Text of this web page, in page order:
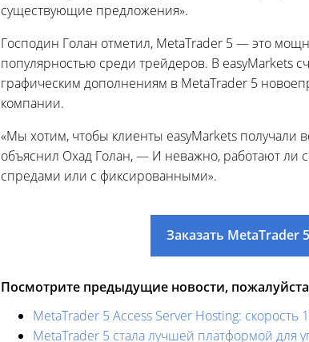
существующие предложения».
Господин Голан отметил, MetaTrader 5 — это
популярностью среди трейдеров. В easyMarkets
графическим дополнениям в MetaTrader 5
компании.
«Мы хотим, чтобы клиенты easyMarkets получали
объяснил Охад Голан, — И неважно, работают ли
спредами или с фиксированными».
Заказать MetaTrader
Посмотрите предыдущие новости,
MetaTrader 5 Access Server Hosting:
MetaTrader 5 стала лучшей платформой для